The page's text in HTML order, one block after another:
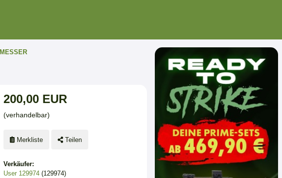
MESSER
200,00 EUR
(verhandelbar)
Merkliste Teilen
Verkäufer:
User 129974(129974)